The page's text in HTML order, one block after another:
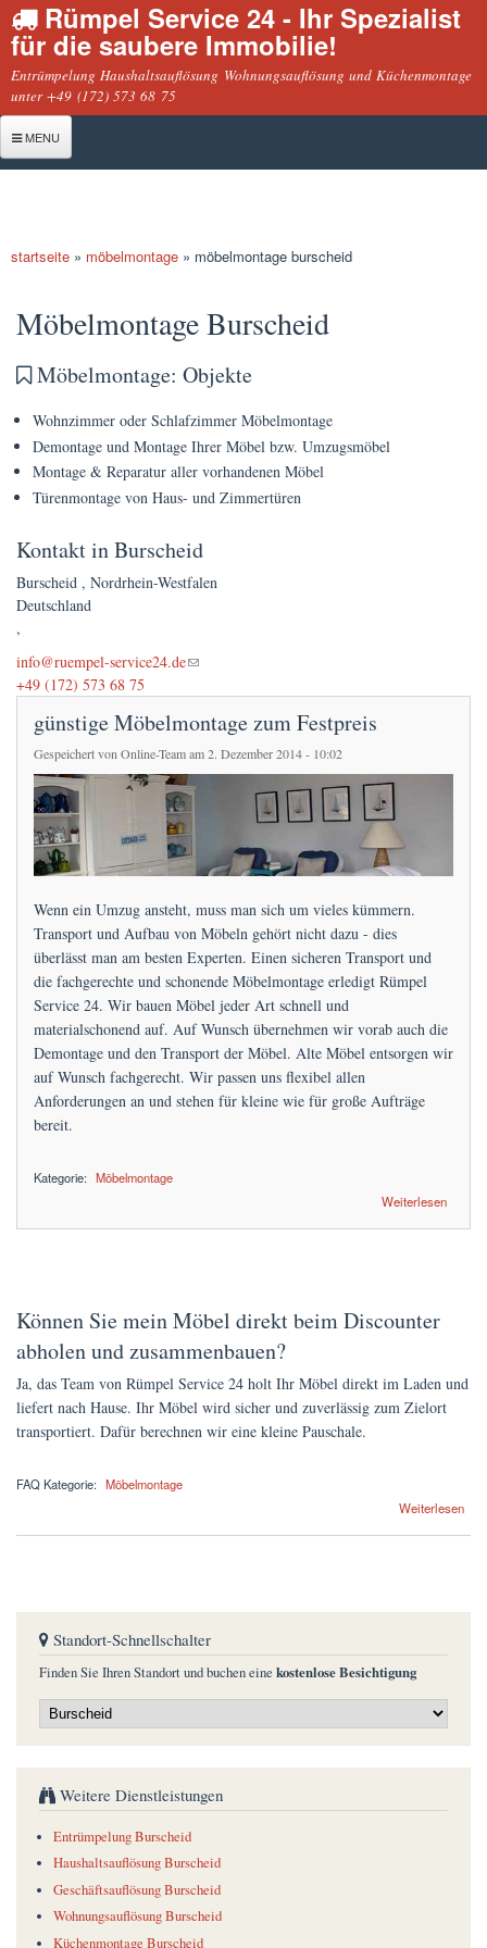
Direkt
zum
Inhalt
Rümpel Service 24 - Ihr Spezialist
für die saubere Immobilie!
Entrümpelung Haushaltsauflösung Wohnungsauflösung und Küchenmontage
unter +49 (172) 573 68 75
MENU
Haushaltsauflösung
Wohnungsauflösung
Montage
Küchenmontage
Möbelmontage
Preise
FAQs
Terminanfrage
startseite » möbelmontage » möbelmontage burscheid
Möbelmontage Burscheid
Möbelmontage: Objekte
Wohnzimmer oder Schlafzimmer Möbelmontage
Demontage und Montage Ihrer Möbel bzw. Umzugsmöbel
Montage & Reparatur aller vorhandenen Möbel
Türenmontage von Haus- und Zimmertüren
Kontakt in Burscheid
Burscheid , Nordrhein-Westfalen
Deutschland
,
info@ruempel-service24.de
(link sends e-mail)
+49 (172) 573 68 75
günstige Möbelmontage zum Festpreis
Gespeichert von Online-Teamam 2. Dezember 2014 - 10:02
Wenn ein Umzug ansteht, muss man sich um vieles kümmern.
Transport und Aufbau von Möbeln gehört nicht dazu - dies
überlässt man am besten Experten. Einen sicheren Transport und
die fachgerechte und schonende Möbelmontage erledigt Rümpel
Service 24. Wir bauen Möbel jeder Art schnell und
materialschonend auf. Auf Wunsch übernehmen wir vorab auch die
Demontage und den Transport der Möbel. Alte Möbel entsorgen wir
auf Wunsch fachgerecht. Wir passen uns flexibel allen
Anforderungen an und stehen für kleine wie für große Aufträge
bereit.
Kategorie: Möbelmontage
Weiterlesen
Können Sie mein Möbel direkt beim Discounter
abholen und zusammenbauen?
Ja, das Team von Rümpel Service 24 holt Ihr Möbel direkt im Laden und
liefert nach Hause. Ihr Möbel wird sicher und zuverlässig zum Zielort
transportiert. Dafür berechnen wir eine kleine Pauschale.
FAQ Kategorie: Möbelmontage
Weiterlesen
über Können Sie mein Möbel direkt beim Discounter abholen und zusammenbauen?
Standort-Schnellschalter
Finden Sie Ihren Standort und buchen eine kostenlose Besichtigung
Weitere Dienstleistungen
Entrümpelung Burscheid
Haushaltsauflösung Burscheid
Geschäftsauflösung Burscheid
Wohnungsauflösung Burscheid
Küchenmontage Burscheid